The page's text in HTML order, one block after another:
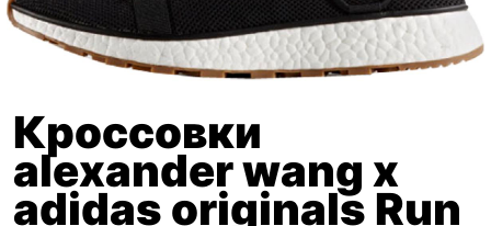
Кроссовки
alexander wang x
adidas originals Run